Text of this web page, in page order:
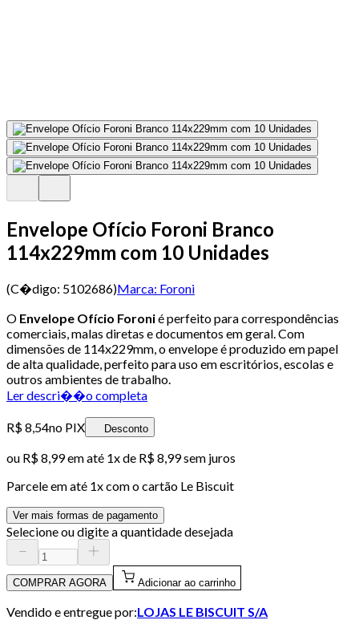
Envelope Ofício Foroni Branco
114x229mm com 10 Unidades
(C�digo: 5102686)Marca: Foroni
O Envelope Ofício Foronié perfeito para correspondências
comerciais, malas diretas e documentos em geral. Com
dimensões de 114x229mm, o envelope é produzido em papel
de alta qualidade, perfeito para uso em escritórios, escolas e
outros ambientes de trabalho.
Ler descri��o completa
R$ 8,54no PIX Desconto
ou R$ 8,99em até 1x de R$ 8,99sem juros
Parcele em até 1x com o cartão Le Biscuit
Ver mais formas de pagamento
Selecione ou digite a quantidade desejada
COMPRAR AGORA Adicionar ao carrinho
Vendido e entregue por:LOJAS LE BISCUIT S/A